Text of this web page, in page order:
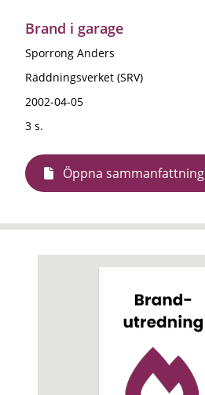
Brand i garage
Sporrong Anders
Räddningsverket (SRV)
2002-04-05
3 s.
Öppna sammanfattning